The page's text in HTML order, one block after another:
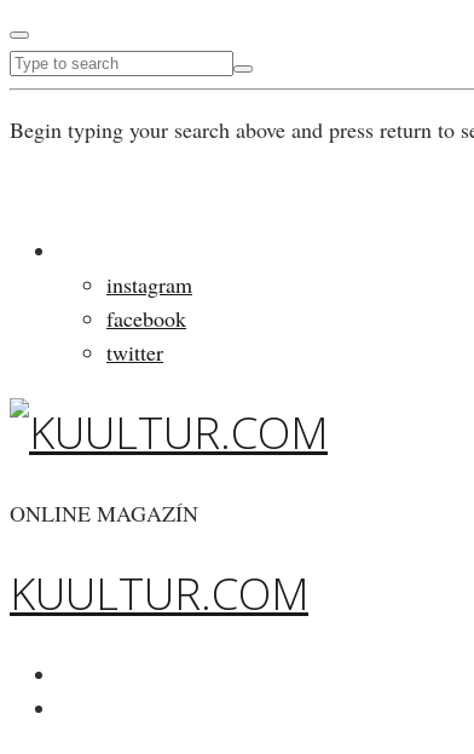
Begin typing your search above and press return to
instagram
facebook
twitter
ONLINE MAGAZÍN
KUULTUR.COM